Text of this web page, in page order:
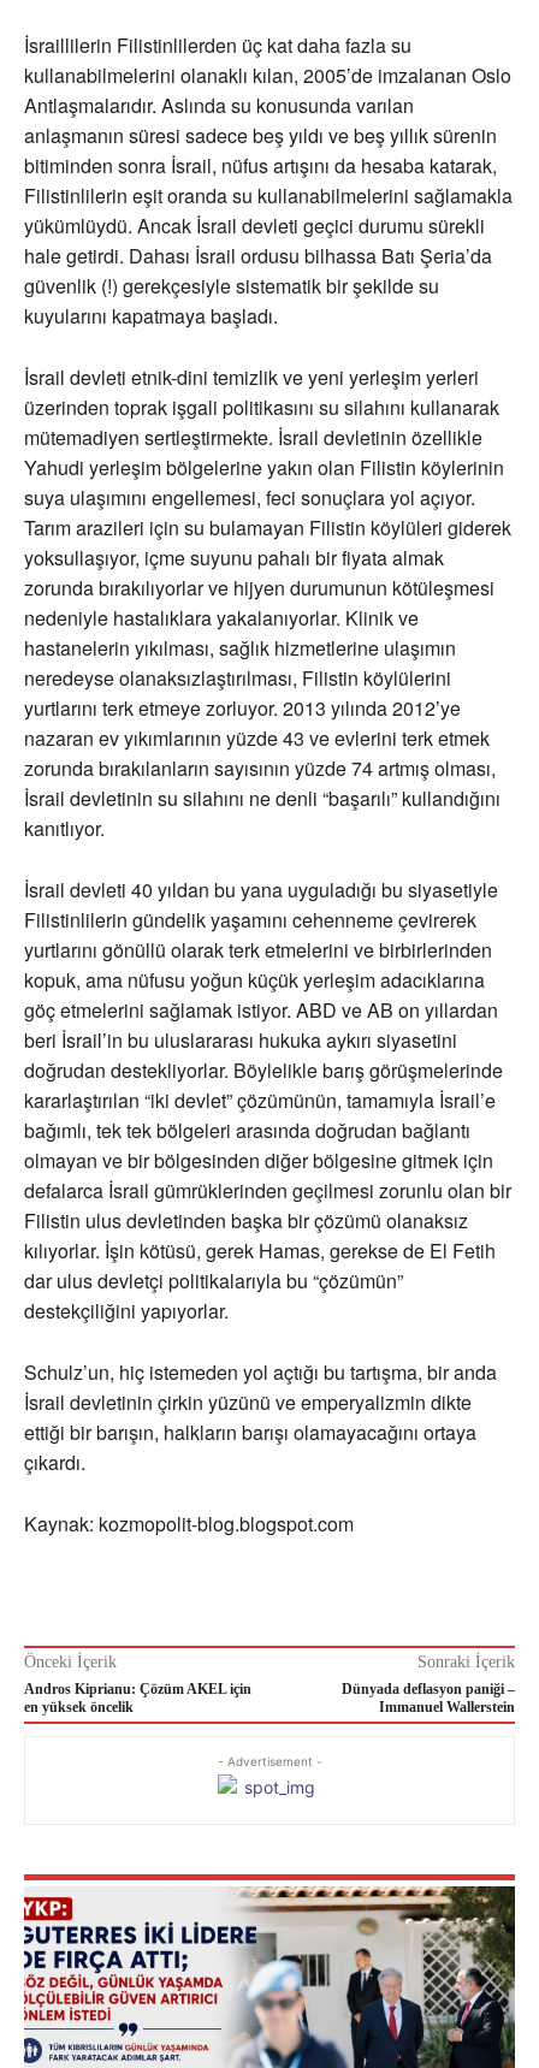
İsraillilerin Filistinlilerden üç kat daha fazla su
kullanabilmelerini olanaklı kılan, 2005’de imzalanan Oslo
Antlaşmalarıdır. Aslında su konusunda varılan
anlaşmanın süresi sadece beş yıldı ve beş yıllık sürenin
bitiminden sonra İsrail, nüfus artışını da hesaba katarak,
Filistinlilerin eşit oranda su kullanabilmelerini sağlamakla
yükümlüydü. Ancak İsrail devleti geçici durumu sürekli
hale getirdi. Dahası İsrail ordusu bilhassa Batı Şeria’da
güvenlik (!) gerekçesiyle sistematik bir şekilde su
kuyularını kapatmaya başladı.
İsrail devleti etnik-dini temizlik ve yeni yerleşim yerleri
üzerinden toprak işgali politikasını su silahını kullanarak
mütemadiyen sertleştirmekte. İsrail devletinin özellikle
Yahudi yerleşim bölgelerine yakın olan Filistin köylerinin
suya ulaşımını engellemesi, feci sonuçlara yol açıyor.
Tarım arazileri için su bulamayan Filistin köylüleri giderek
yoksullaşıyor, içme suyunu pahalı bir fiyata almak
zorunda bırakılıyorlar ve hijyen durumunun kötüleşmesi
nedeniyle hastalıklara yakalanıyorlar. Klinik ve
hastanelerin yıkılması, sağlık hizmetlerine ulaşımın
neredeyse olanaksızlaştırılması, Filistin köylülerini
yurtlarını terk etmeye zorluyor. 2013 yılında 2012’ye
nazaran ev yıkımlarının yüzde 43 ve evlerini terk etmek
zorunda bırakılanların sayısının yüzde 74 artmış olması,
İsrail devletinin su silahını ne denli “başarılı” kullandığını
kanıtlıyor.
İsrail devleti 40 yıldan bu yana uyguladığı bu siyasetiyle
Filistinlilerin gündelik yaşamını cehenneme çevirerek
yurtlarını gönüllü olarak terk etmelerini ve birbirlerinden
kopuk, ama nüfusu yoğun küçük yerleşim adacıklarına
göç etmelerini sağlamak istiyor. ABD ve AB on yıllardan
beri İsrail’in bu uluslararası hukuka aykırı siyasetini
doğrudan destekliyorlar. Böylelikle barış görüşmelerinde
kararlaştırılan “iki devlet” çözümünün, tamamıyla İsrail’e
bağımlı, tek tek bölgeleri arasında doğrudan bağlantı
olmayan ve bir bölgesinden diğer bölgesine gitmek için
defalarca İsrail gümrüklerinden geçilmesi zorunlu olan bir
Filistin ulus devletinden başka bir çözümü olanaksız
kılıyorlar. İşin kötüsü, gerek Hamas, gerekse de El Fetih
dar ulus devletçi politikalarıyla bu “çözümün”
destekçiliğini yapıyorlar.
Schulz’un, hiç istemeden yol açtığı bu tartışma, bir anda
İsrail devletinin çirkin yüzünü ve emperyalizmin dikte
ettiği bir barışın, halkların barışı olamayacağını ortaya
çıkardı.
Kaynak: kozmopolit-blog.blogspot.com
Önceki İçerik
Andros Kiprianu: Çözüm AKEL için
en yüksek öncelik
Sonraki İçerik
Dünyada deflasyon paniği –
Immanuel Wallerstein
- Advertisement -